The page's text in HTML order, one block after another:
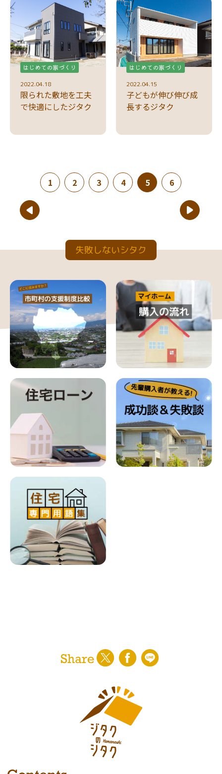
はじめての家づくり
2022.04.18
限られた敷地を工夫
で快適にしたジタク
はじめての家づくり
2022.04.15
子どもが伸び伸び成
長するジタク
1 2 3 4 5
(現在のページ)
6
失敗しないシタク